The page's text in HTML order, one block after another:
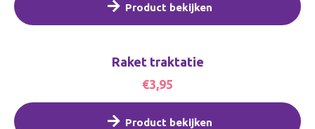
Product bekijken
Raket traktatie
€3,95
Product bekijken